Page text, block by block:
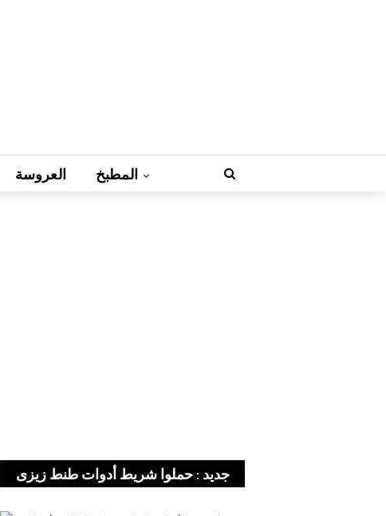
العروسة المطبخ
جديد : حملوا شريط أدوات طنط زيزى